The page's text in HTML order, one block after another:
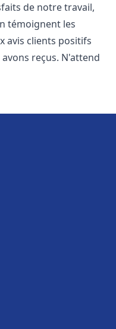
de notre travail,
témoignent les
avis clients positifs
reçus. N'attend